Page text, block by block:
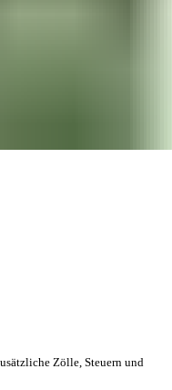
Zölle, Steuern und